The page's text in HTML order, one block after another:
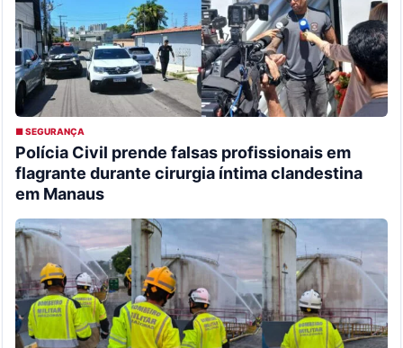
■ SEGURANÇA
Polícia Civil prende falsas profissionais em
flagrante durante cirurgia íntima clandestina
em Manaus